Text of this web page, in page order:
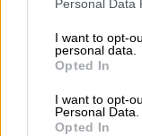
not limited to your
grant or deny
use your data for
consent section.
Personal Data
I want to opt-
personal data.
Opted In
I want to opt-
Personal Data.
Opted In
ούτε Jimmy
ο Foery.
δουλέψει με
εκπαίδευση
στη
"μεθόδου",